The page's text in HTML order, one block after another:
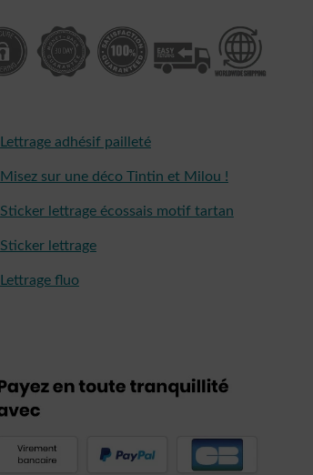
Lettrage adhésif pailleté
Misez sur une déco Tintin et Milou !
Sticker lettrage écossais motif tartan
Sticker lettrage
Lettrage fluo